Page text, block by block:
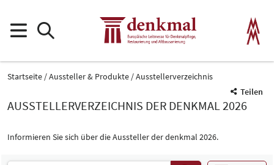
Startseite Aussteller & Produkte
Ausstellerverzeichnis
Teilen
AUSSTELLERVERZEICHNIS DER DENKMAL 2026
Informieren Sie sich über die Aussteller der denkmal 2026.